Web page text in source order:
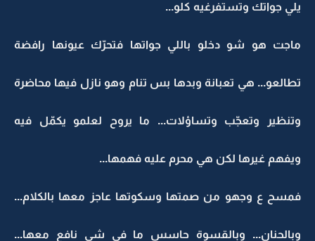
يلي جواتك وتستفرغيه كلو...
ماجت هو شو دخلو باللي جواتها فتحرّك عيونها رافضة
تطالعو... هي تعبانة وبدها بس تنام وهو نازل فيها محاضرة
وتنظير وتعجّب وتساؤلات... ما يروح لعلمو يكمّل فيه
ويفهم غيرها لكن هي محرم عليه فهمها...
فمسح ع وجهو من صمتها وسكوتها عاجز معها بالكلام...
وبالحنان... وبالقسوة حاسس ما في شي نافع معها...